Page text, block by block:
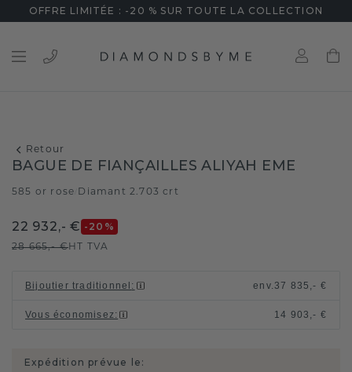
OFFRE LIMITÉE : -20 % SUR TOUTE LA COLLECTION
Retour
BAGUE DE FIANÇAILLES ALIYAH EME
585 or rose Diamant 2.703 crt
22 932,- € -20 %
28 665,- €HT TVA
Bijoutier traditionnel : env.37 835,- €
Vous économisez: 14 903,- €
Expédition prévue le: